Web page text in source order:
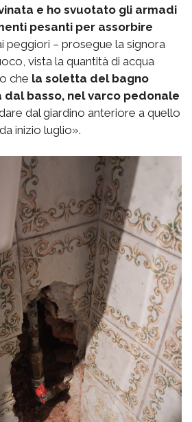
e ho svuotato gli armadi
pesanti per assorbire
peggiori – prosegue la signora
vista la quantità di acqua
che la soletta del bagno
basso, nel varco pedonale
dal giardino anteriore a quello
inizio luglio».